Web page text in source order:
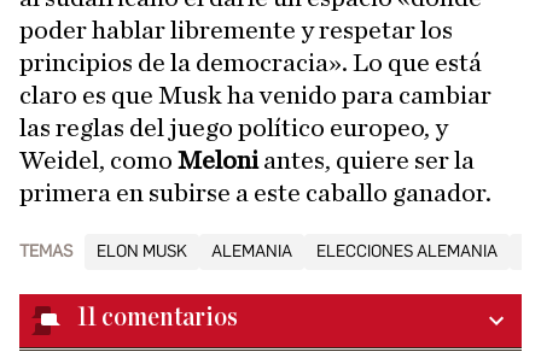
poder hablar libremente y respetar los
principios de la democracia». Lo que está
claro es que Musk ha venido para cambiar
las reglas del juego político europeo, y
Weidel, como Meloniantes, quiere ser la
primera en subirse a este caballo ganador.
TEMAS ELON MUSK ALEMANIA ELECCIONES ALEMANIA
11 comentarios